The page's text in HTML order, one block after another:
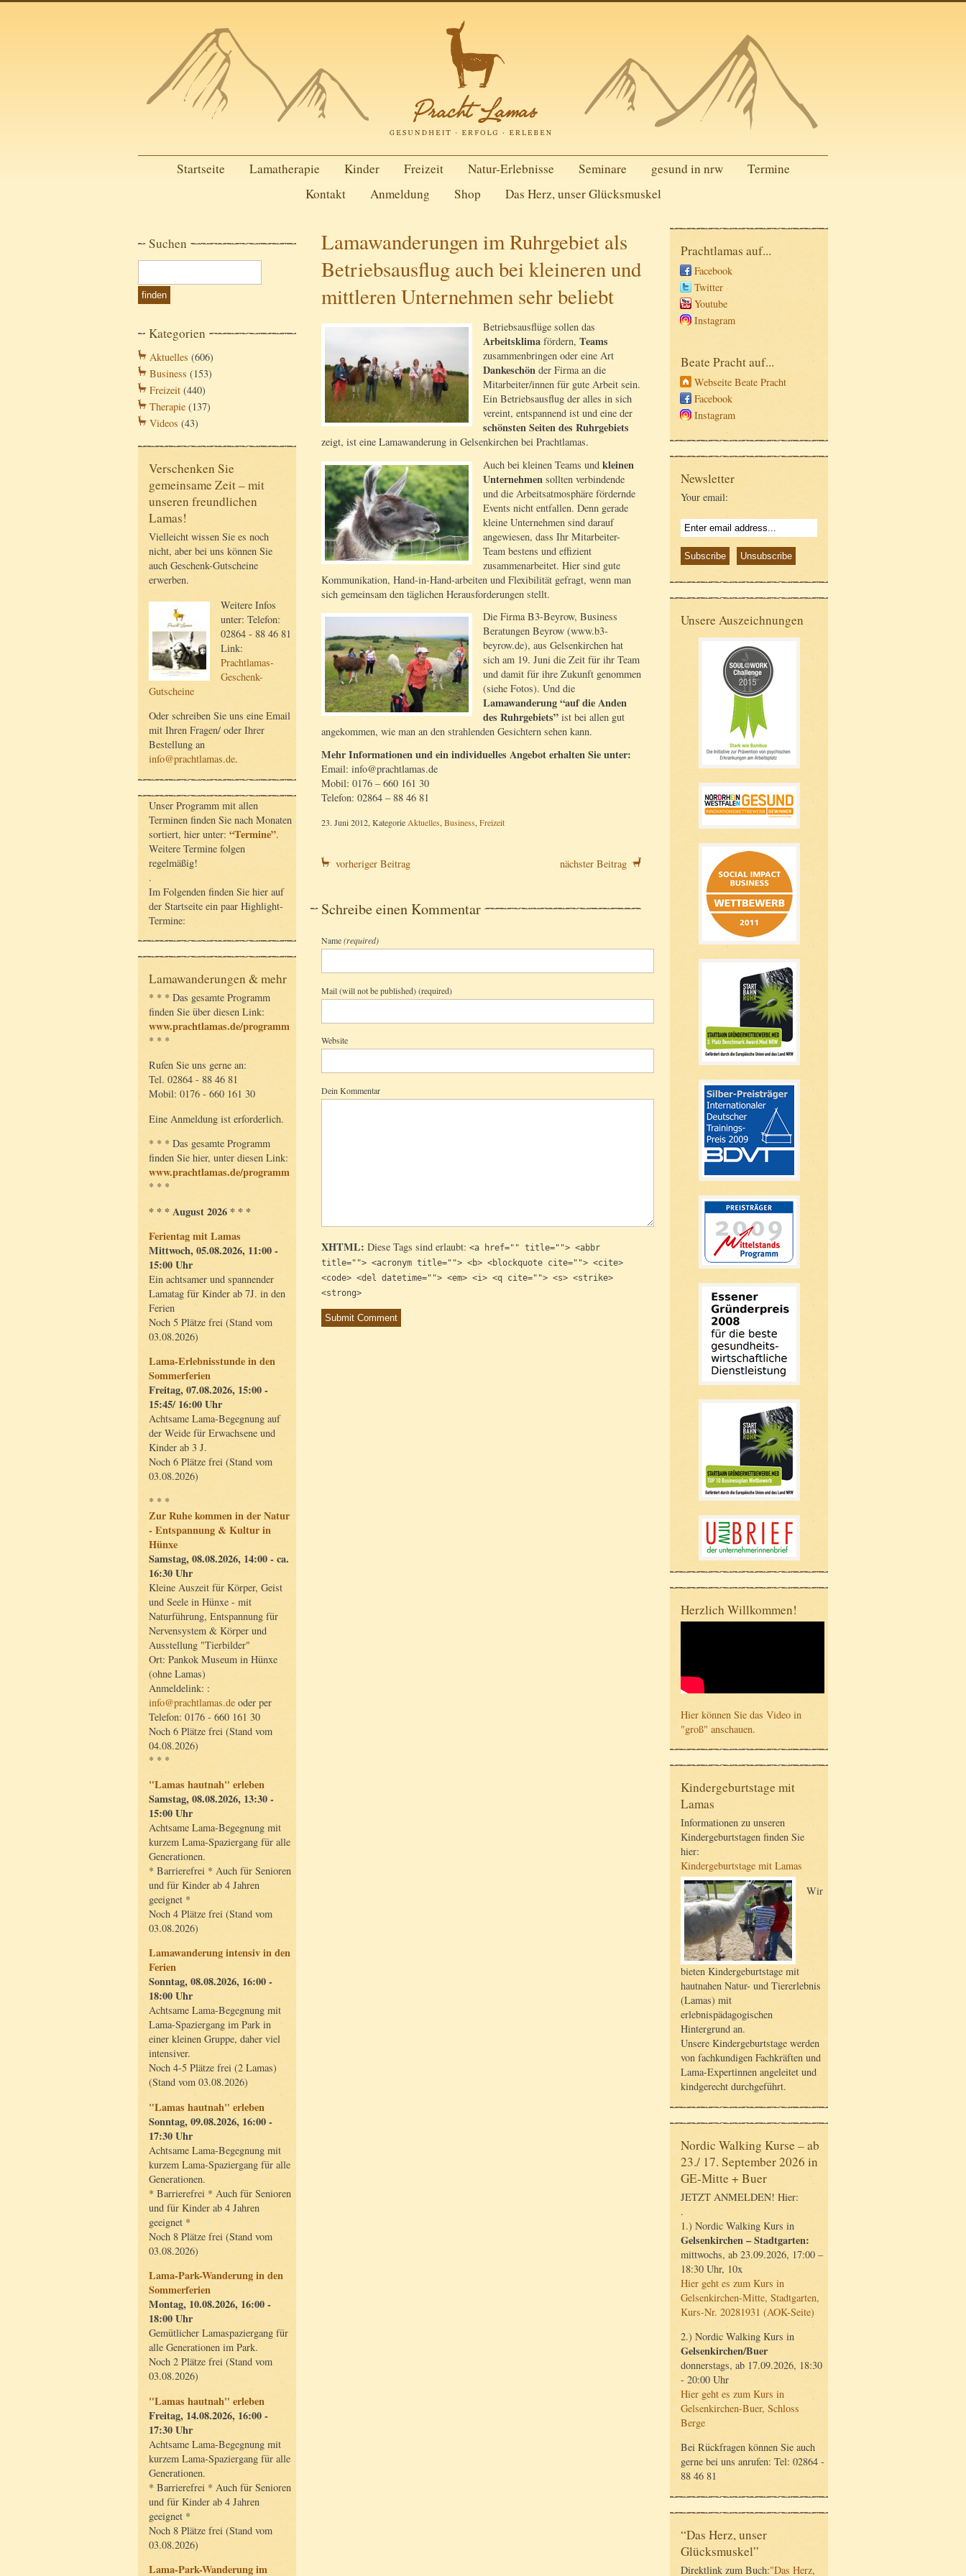
Startseite Lamatherapie Kinder Freizeit Natur-Erlebnisse Seminare gesund in nrw
Termine
Kontakt
Anmeldung Shop Das Herz, unser Glücksmuskel
Suchen
Kategorien
Aktuelles (606)
Business (153)
Freizeit (440)
Therapie (137)
Videos (43)
Verschenken Sie
gemeinsame Zeit – mit
unseren freundlichen
Lamas!
Vielleicht wissen Sie es noch
nicht, aber bei uns können Sie
auch Geschenk-Gutscheine
erwerben.
Weitere Infos
unter: Telefon:
02864 - 88 46 81
Link:
Prachtlamas-
Geschenk-
Gutscheine
Oder schreiben Sie uns eine Email
mit Ihren Fragen/ oder Ihrer
Bestellung an
info@prachtlamas.de.
Unser Programm mit allen
Terminen finden Sie nach Monaten
sortiert, hier unter: “Termine”.
Weitere Termine folgen
regelmäßig!
.
Im Folgenden finden Sie hier auf
der Startseite ein paar Highlight-
Termine:
Lamawanderungen & mehr
* * * Das gesamte Programm
finden Sie über diesen Link:
www.prachtlamas.de/programm
* * *
Rufen Sie uns gerne an:
Tel. 02864 - 88 46 81
Mobil: 0176 - 660 161 30
Eine Anmeldung ist erforderlich.
* * * Das gesamte Programm
finden Sie hier, unter diesen Link:
www.prachtlamas.de/programm
* * *
* * * August 2026 * * *
Ferientag mit Lamas
Mittwoch, 05.08.2026, 11:00 -
15:00 Uhr
Ein achtsamer und spannender
Lamatag für Kinder ab 7J. in den
Ferien
Noch 5 Plätze frei (Stand vom
03.08.2026)
Lama-Erlebnisstunde in den
Sommerferien
Freitag, 07.08.2026, 15:00 -
15:45/ 16:00 Uhr
Achtsame Lama-Begegnung auf
der Weide für Erwachsene und
Kinder ab 3 J.
Noch 6 Plätze frei (Stand vom
03.08.2026)
* * *
Zur Ruhe kommen in der Natur
- Entspannung & Kultur in
Hünxe
Samstag, 08.08.2026, 14:00 - ca.
16:30 Uhr
Kleine Auszeit für Körper, Geist
und Seele in Hünxe - mit
Naturführung, Entspannung für
Nervensystem & Körper und
Ausstellung "Tierbilder"
Ort: Pankok Museum in Hünxe
(ohne Lamas)
Anmeldelink: :
info@prachtlamas.de oder per
Telefon: 0176 - 660 161 30
Noch 6 Plätze frei (Stand vom
04.08.2026)
* * *
"Lamas hautnah" erleben
Samstag, 08.08.2026, 13:30 -
15:00 Uhr
Achtsame Lama-Begegnung mit
kurzem Lama-Spaziergang für alle
Generationen.
* Barrierefrei * Auch für Senioren
und für Kinder ab 4 Jahren
geeignet *
Noch 4 Plätze frei (Stand vom
03.08.2026)
Lamawanderung intensiv in den
Ferien
Sonntag, 08.08.2026, 16:00 -
18:00 Uhr
Achtsame Lama-Begegnung mit
Lama-Spaziergang im Park in
einer kleinen Gruppe, daher viel
intensiver.
Noch 4-5 Plätze frei (2 Lamas)
(Stand vom 03.08.2026)
"Lamas hautnah" erleben
Sonntag, 09.08.2026, 16:00 -
17:30 Uhr
Achtsame Lama-Begegnung mit
kurzem Lama-Spaziergang für alle
Generationen.
* Barrierefrei * Auch für Senioren
und für Kinder ab 4 Jahren
geeignet *
Noch 8 Plätze frei (Stand vom
03.08.2026)
Lama-Park-Wanderung in den
Sommerferien
Montag, 10.08.2026, 16:00 -
18:00 Uhr
Gemütlicher Lamaspaziergang für
alle Generationen im Park.
Noch 2 Plätze frei (Stand vom
03.08.2026)
"Lamas hautnah" erleben
Freitag, 14.08.2026, 16:00 -
17:30 Uhr
Achtsame Lama-Begegnung mit
kurzem Lama-Spaziergang für alle
Generationen.
* Barrierefrei * Auch für Senioren
und für Kinder ab 4 Jahren
geeignet *
Noch 8 Plätze frei (Stand vom
03.08.2026)
Lama-Park-Wanderung im
Lamawanderungen im Ruhrgebiet als
Betriebsausflug auch bei kleineren und
mittleren Unternehmen sehr beliebt
Betriebsausflüge sollen das
Arbeitsklima fördern, Teams
zusammenbringen oder eine Art
Dankeschön der Firma an die
Mitarbeiter/innen für gute Arbeit sein.
Ein Betriebsausflug der alles in sich
vereint, entspannend ist und eine der
schönsten Seiten des Ruhrgebiets
zeigt, ist eine Lamawanderung in Gelsenkirchen bei Prachtlamas.
Auch bei kleinen Teams und kleinen
Unternehmen sollten verbindende
und die Arbeitsatmosphäre fördernde
Events nicht entfallen. Denn gerade
kleine Unternehmen sind darauf
angewiesen, dass Ihr Mitarbeiter-
Team bestens und effizient
zusammenarbeitet. Hier sind gute
Kommunikation, Hand-in-Hand-arbeiten und Flexibilität gefragt, wenn man
sich gemeinsam den täglichen Herausforderungen stellt.
Die Firma B3-Beyrow, Business
Beratungen Beyrow (www.b3-
beyrow.de), aus Gelsenkirchen hat
sich am 19. Juni die Zeit für ihr Team
und damit für ihre Zukunft genommen
(siehe Fotos). Und die
Lamawanderung “auf die Anden
des Ruhrgebiets” ist bei allen gut
angekommen, wie man an den strahlenden Gesichtern sehen kann.
Mehr Informationen und ein individuelles Angebot erhalten Sie unter:
Email: info@prachtlamas.de
Mobil: 0176 – 660 161 30
Telefon: 02864 – 88 46 81
23. Juni 2012, KategorieAktuelles,Business,Freizeit
vorheriger Beitrag nächster Beitrag
Schreibe einen Kommentar
Name(required)
Mail (will not be published) (required)
Website
Dein Kommentar
XHTML: Diese Tags sind erlaubt: <a href="" title=""> <abbr
title=""> <acronym title=""> <b> <blockquote cite=""> <cite>
<code> <del datetime=""> <em> <i> <q cite=""> <s> <strike>
<strong>
Prachtlamas auf...
Facebook
Twitter
Youtube
Instagram
Beate Pracht auf...
Webseite Beate Pracht
Facebook
Instagram
Newsletter
Your email:
Unsere Auszeichnungen
Herzlich Willkommen!
Hier können Sie das Video in
"groß" anschauen.
Kindergeburtstage mit
Lamas
Informationen zu unseren
Kindergeburtstagen finden Sie
hier:
Kindergeburtstage mit Lamas
Wir
bieten Kindergeburtstage mit
hautnahen Natur- und Tiererlebnis
(Lamas) mit
erlebnispädagogischen
Hintergrund an.
Unsere Kindergeburtstage werden
von fachkundigen Fachkräften und
Lama-Expertinnen angeleitet und
kindgerecht durchgeführt.
Nordic Walking Kurse – ab
23./ 17. September 2026 in
GE-Mitte + Buer
JETZT ANMELDEN! Hier:
.
1.) Nordic Walking Kurs in
Gelsenkirchen – Stadtgarten:
mittwochs, ab 23.09.2026, 17:00 –
18:30 Uhr, 10x
Hier geht es zum Kurs in
Gelsenkirchen-Mitte, Stadtgarten,
Kurs-Nr. 20281931 (AOK-Seite)
2.) Nordic Walking Kurs in
Gelsenkirchen/Buer
donnerstags, ab 17.09.2026, 18:30
- 20:00 Uhr
Hier geht es zum Kurs in
Gelsenkirchen-Buer, Schloss
Berge
Bei Rückfragen können Sie auch
gerne bei uns anrufen: Tel: 02864 -
88 46 81
“Das Herz, unser
Glücksmuskel”
Direktlink zum Buch:"Das Herz,